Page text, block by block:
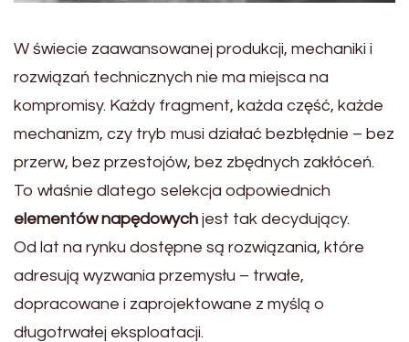
W świecie zaawansowanej produkcji, mechaniki i
rozwiązań technicznych nie ma miejsca na
kompromisy. Każdy fragment, każda część, każde
mechanizm, czy tryb musi działać bezbłędnie – bez
przerw, bez przestojów, bez zbędnych zakłóceń.
To właśnie dlatego selekcja odpowiednich
elementów napędowych jest tak decydujący.
Od lat na rynku dostępne są rozwiązania, które
adresują wyzwania przemysłu – trwałe,
dopracowane i zaprojektowane z myślą o
długotrwałej eksploatacji.